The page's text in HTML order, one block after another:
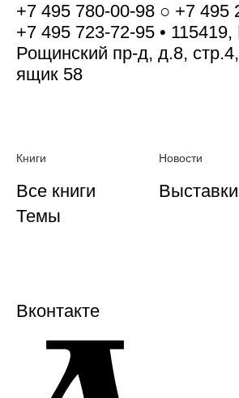
+7 495 780-00-98 ○ +7 495
+7 495 723-72-95 •
Рощинский пр-д, д.8,
ящик 58
Книги
Все книги
Темы
Новости
Выставки
Вконтакте